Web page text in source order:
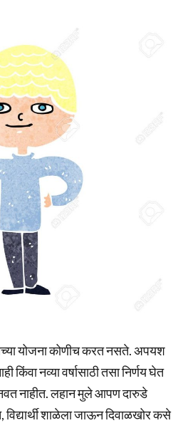
योजना कोणीच करत नसते. अपयश
नव्या वर्षासाठी तसा निर्णय घेत
नाहीत. लहान मुले आपण दारुडे
विद्यार्थी शाळेला जाऊन दिवाळखोर कसे